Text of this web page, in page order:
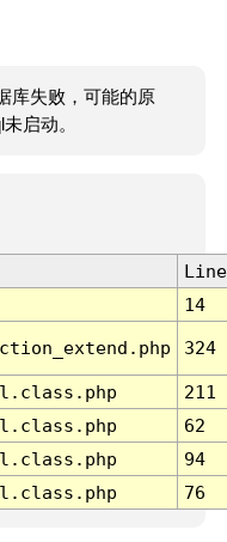
库失败，可能的原
启动。
Line
14
324
211
62
94
76